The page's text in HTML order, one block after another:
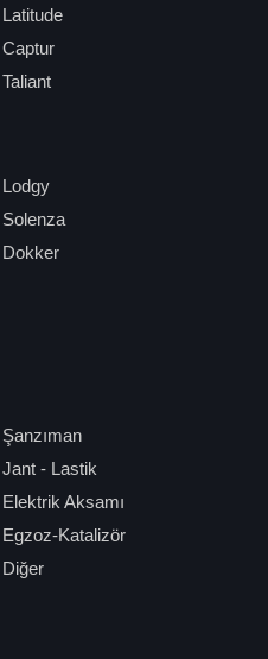
Latitude
Captur
Taliant
Lodgy
Solenza
Dokker
Şanzıman
Jant - Lastik
Elektrik Aksamı
Egzoz-Katalizör
Diğer